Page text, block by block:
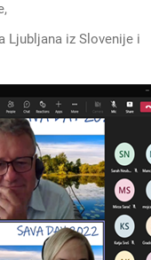
Ljubljana iz Slovenije i